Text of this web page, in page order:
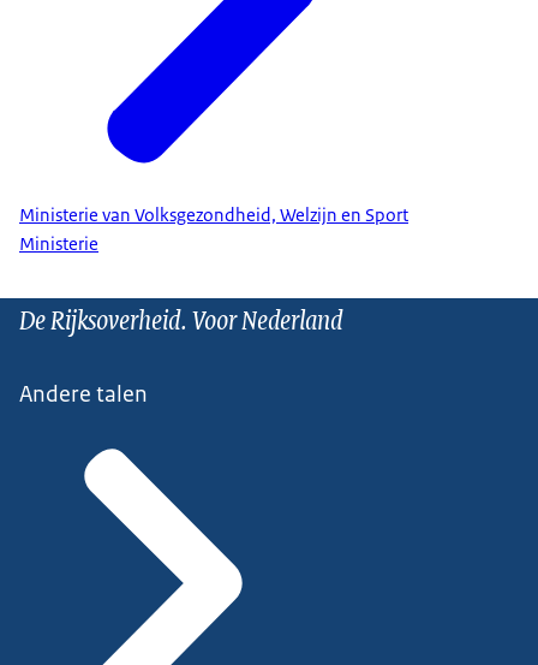
Ministerie van Volksgezondheid, Welzijn en Sport
Ministerie
De Rijksoverheid. Voor Nederland
Andere talen